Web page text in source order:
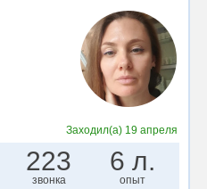
Заходил(а) 19 апреля
223
звонка
6 л.
опыт